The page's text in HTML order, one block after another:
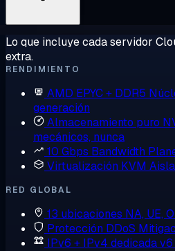
Lo que incluye cada servidor
extra.
RENDIMIENTO
AMD EPYC + DDR5
generación
Almacenamiento puro
mecánicos, nunca
10 Gbps Bandwidth
Virtualización KVM
RED GLOBAL
13 ubicaciones NA, UE,
Protección DDoS
IPv6 + IPv4 dedicadav6